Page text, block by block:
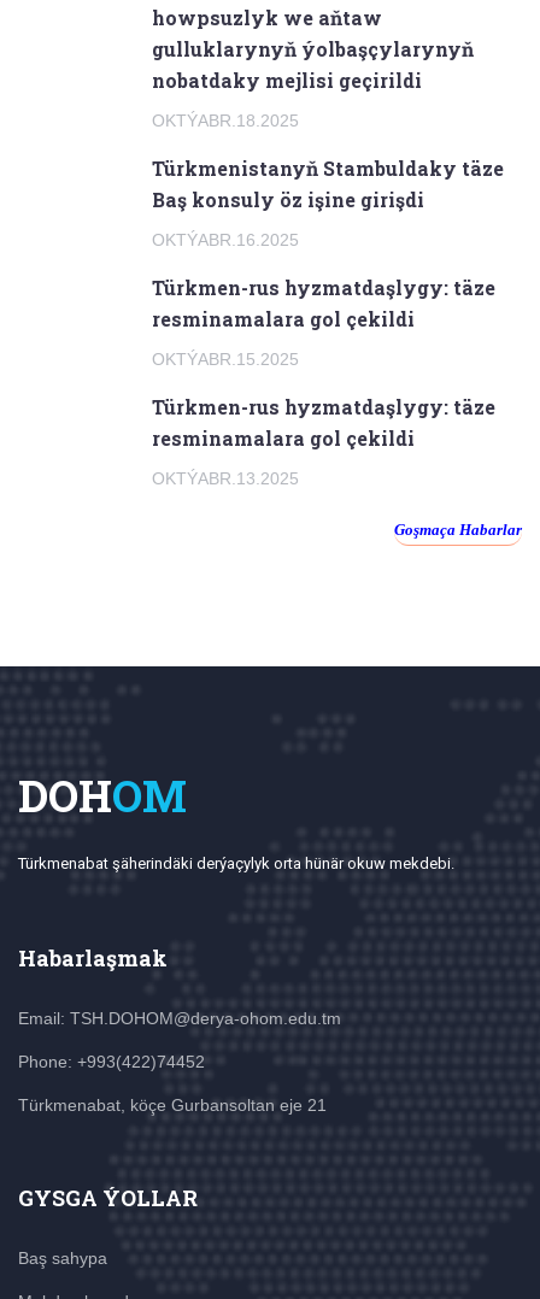
howpsuzlyk we aňtaw
gulluklarynyň ýolbaşçylarynyň
nobatdaky mejlisi geçirildi
OKTÝABR.18.2025
Türkmenistanyň Stambuldaky täze
Baş konsuly öz işine girişdi
OKTÝABR.16.2025
Türkmen-rus hyzmatdaşlygy: täze
resminamalara gol çekildi
OKTÝABR.15.2025
Türkmen-rus hyzmatdaşlygy: täze
resminamalara gol çekildi
OKTÝABR.13.2025
Goşmaça Habarlar
DOHOM
Türkmenabat şäherindäki derýaçylyk orta hünär okuw mekdebi.
Habarlaşmak
Email: TSH.DOHOM@derya-ohom.edu.tm
Phone: +993(422)74452
Türkmenabat, köçe Gurbansoltan eje 21
GYSGA ÝOLLAR
Baş sahypa